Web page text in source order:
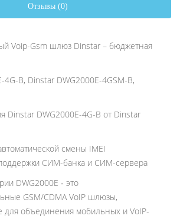
Отзывы (0)
Voip-Gsm шлюз Dinstar – бюджетная
4G-B, Dinstar DWG2000E-4GSM-B,
Dinstar DWG2000E-4G-B от Dinstar
смены IMEI
поддержки СИМ-банка и СИМ-сервера
DWG2000E ‑ это
GSM/CDMA VoIP шлюзы,
для объединения мобильных и VoIP-